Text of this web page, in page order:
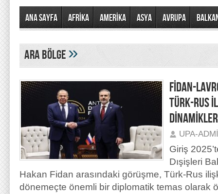
Ana Sayfa AFRİKA AMERİKA ASYA AVRUPA
ara bölge»
FİDAN-
TÜRK-RUS
DİNAMİKLER
UPA-
Giriş
Dışişleri
Hakan Fidan arasındaki görüşme, Türk-Rus
dönemeçte önemli bir diplomatik temas olarak